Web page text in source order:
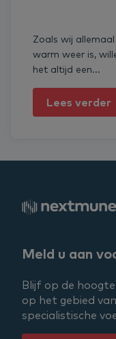
Zoals wij
warm weer is,
het altijd een...
Lees verder
Meld u aan
Blijf op de
op het gebied
specialistische